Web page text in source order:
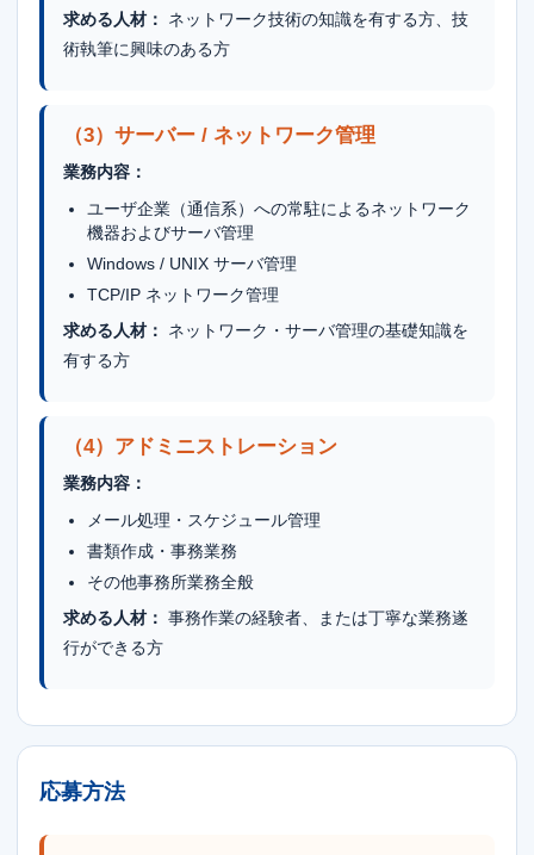
求める人材：
ネットワーク技術の知識を有する方、技
術執筆に興味のある方
（3）サーバー / ネットワーク管理
業務内容：
ユーザ企業（通信系）への常駐によるネットワーク
機器およびサーバ管理
Windows / UNIX サーバ管理
TCP/IP ネットワーク管理
求める人材：
ネットワーク・サーバ管理の基礎知識を
有する方
（4）アドミニストレーション
業務内容：
メール処理・スケジュール管理
書類作成・事務業務
その他事務所業務全般
求める人材： 事務作業の経験者、または丁寧な業務遂
行ができる方
応募方法